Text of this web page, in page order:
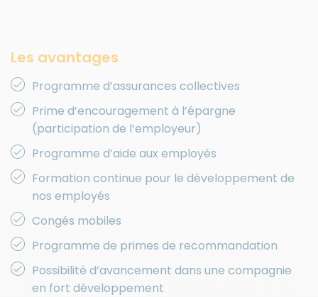
Les avantages
Programme d’assurances collectives
Prime d’encouragement à l’épargne
(participation de l’employeur)
Programme d’aide aux employés
Formation continue pour le développement de
nos employés
Congés mobiles
Programme de primes de recommandation
Possibilité d’avancement dans une compagnie
en fort développement